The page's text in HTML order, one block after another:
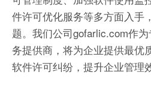
件许可优化服务等多方面入手
题。我们公司gofarlic.com作
务提供商，将为企业提供最优
软件许可纠纷，提升企业管理